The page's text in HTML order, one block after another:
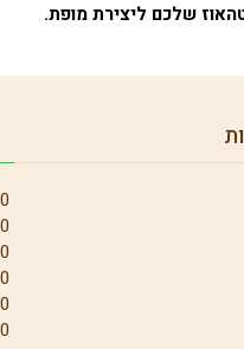
שלכם ליצירת מופת.